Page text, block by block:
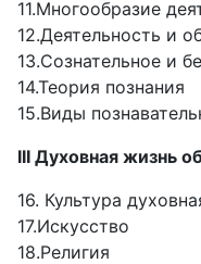
11.Многообразие
12.Деятельность и
13.Сознательное и
14.Теория познания
15.Виды
III Духовная жизнь
16. Культура
17.Искусство
18.Религия